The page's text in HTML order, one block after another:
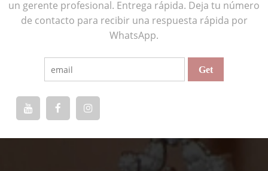
un gerente profesional. Entrega rápida. Deja tu número
de contacto para recibir una respuesta rápida por
WhatsApp.